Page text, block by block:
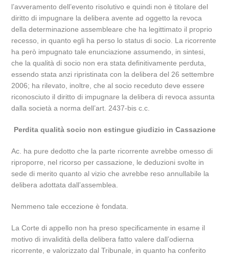
l’avveramento dell’evento risolutivo e quindi non è titolare del
diritto di impugnare la delibera avente ad oggetto la revoca
della determinazione assembleare che ha legittimato il proprio
recesso, in quanto egli ha perso lo status di socio. La ricorrente
ha però impugnato tale enunciazione assumendo, in sintesi,
che la qualità di socio non era stata definitivamente perduta,
essendo stata anzi ripristinata con la delibera del 26 settembre
2006; ha rilevato, inoltre, che al socio receduto deve essere
riconosciuto il diritto di impugnare la delibera di revoca assunta
dalla società a norma dell’art. 2437-bis c.c.
Perdita qualità socio non estingue giudizio in Cassazione
Ac. ha pure dedotto che la parte ricorrente avrebbe omesso di
riproporre, nel ricorso per cassazione, le deduzioni svolte in
sede di merito quanto al vizio che avrebbe reso annullabile la
delibera adottata dall’assemblea.
Nemmeno tale eccezione è fondata.
La Corte di appello non ha preso specificamente in esame il
motivo di invalidità della delibera fatto valere dall’odierna
ricorrente, e valorizzato dal Tribunale, in quanto ha conferito